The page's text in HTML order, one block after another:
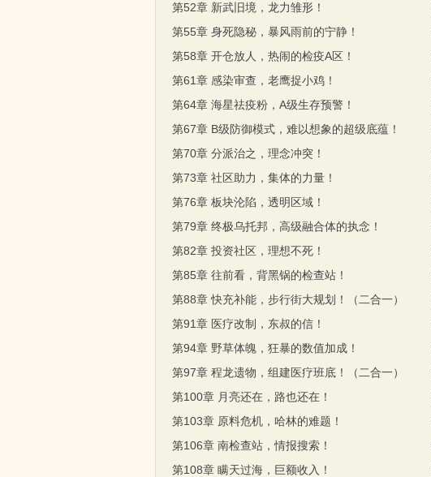
第52章 新武旧境，龙力雏形！
第55章 身死隐秘，暴风雨前的宁静！
第58章 开仓放人，热闹的检疫A区！
第61章 感染审查，老鹰捉小鸡！
第64章 海星祛疫粉，A级生存预警！
第67章 B级防御模式，难以想象的超级底蕴！
第70章 分派治之，理念冲突！
第73章 社区助力，集体的力量！
第76章 板块沦陷，透明区域！
第79章 终极乌托邦，高级融合体的执念！
第82章 投资社区，理想不死！
第85章 往前看，背黑锅的检查站！
第88章 快充补能，步行街大规划！（二合一）
第91章 医疗改制，东叔的信！
第94章 野草体魄，狂暴的数值加成！
第97章 程龙遗物，组建医疗班底！（二合一）
第100章 月亮还在，路也还在！
第103章 原料危机，哈林的难题！
第106章 南检查站，情报搜索！
第108章 瞒天过海，巨额收入！